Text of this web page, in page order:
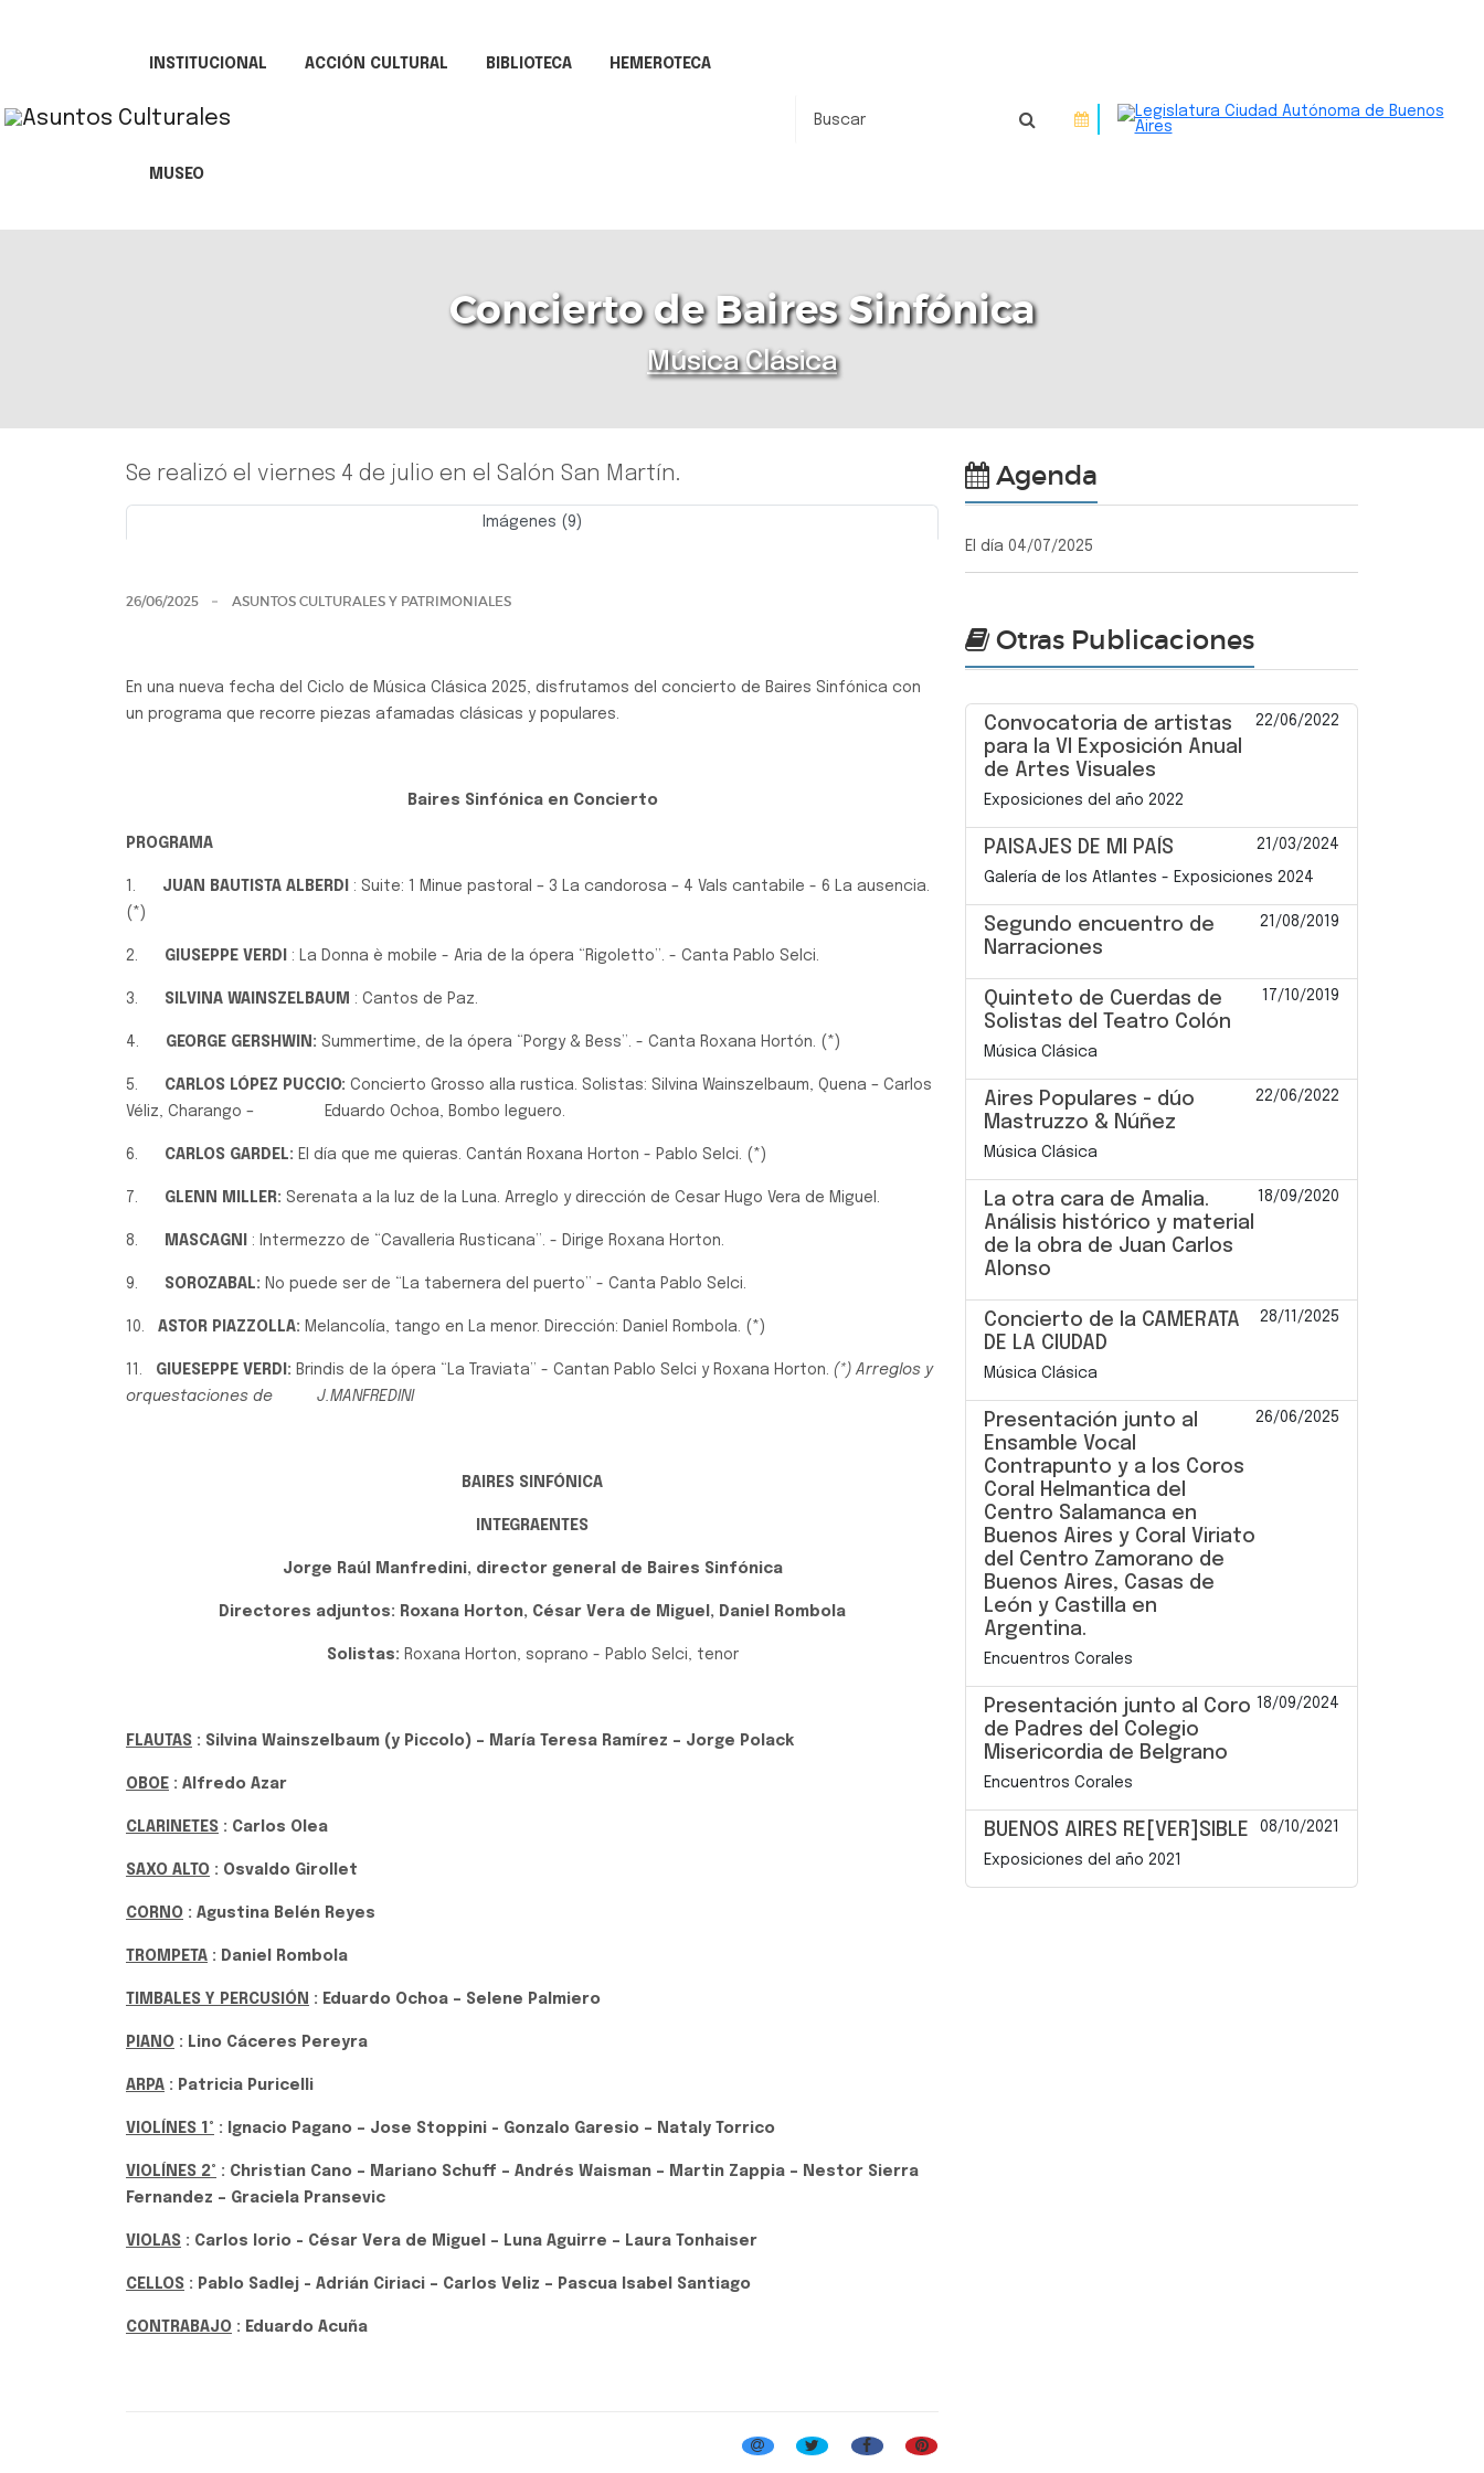
INSTITUCIONAL ACCIÓN CULTURAL BIBLIOTECA HEMEROTECA
MUSEO
Concierto de Baires Sinfónica
Música Clásica
Se realizó el viernes 4 de julio en el Salón San Martín.
Imágenes (9)
26/06/2025 ASUNTOS CULTURALES Y PATRIMONIALES
En una nueva fecha del Ciclo de Música Clásica 2025, disfrutamos del concierto de Baires Sinfónica con
un programa que recorre piezas afamadas clásicas y populares.
Baires Sinfónica en Concierto
PROGRAMA
1. JUAN BAUTISTA ALBERDI
: Suite: 1 Minue pastoral – 3 La candorosa – 4 Vals cantabile - 6 La ausencia.
(*)
2. GIUSEPPE VERDI : La Donna è mobile - Aria de la ópera “Rigoletto”. - Canta Pablo Selci.
3. SILVINA WAINSZELBAUM : Cantos de Paz.
4. GEORGE GERSHWIN: Summertime, de la ópera “Porgy & Bess”. - Canta Roxana Hortón. (*)
5. CARLOS LÓPEZ PUCCIO: Concierto Grosso alla rustica. Solistas: Silvina Wainszelbaum, Quena – Carlos
Véliz, Charango – Eduardo Ochoa, Bombo leguero.
6. CARLOS GARDEL: El día que me quieras. Cantán Roxana Horton - Pablo Selci. (*)
7. GLENN MILLER: Serenata a la luz de la Luna. Arreglo y dirección de Cesar Hugo Vera de Miguel.
8. MASCAGNI : Intermezzo de “Cavalleria Rusticana”. - Dirige Roxana Horton.
9. SOROZABAL: No puede ser de “La tabernera del puerto” - Canta Pablo Selci.
10. ASTOR PIAZZOLLA: Melancolía, tango en La menor. Dirección: Daniel Rombola. (*)
11. GIUESEPPE VERDI: Brindis de la ópera “La Traviata” - Cantan Pablo Selci y Roxana Horton. (*) Arreglos y
orquestaciones de J.MANFREDINI
BAIRES SINFÓNICA
INTEGRAENTES
Jorge Raúl Manfredini, director general de Baires Sinfónica
Directores adjuntos: Roxana Horton, César Vera de Miguel, Daniel Rombola
Solistas: Roxana Horton, soprano - Pablo Selci, tenor
FLAUTAS : Silvina Wainszelbaum (y Piccolo) – María Teresa Ramírez – Jorge Polack
OBOE : Alfredo Azar
CLARINETES : Carlos Olea
SAXO ALTO : Osvaldo Girollet
CORNO : Agustina Belén Reyes
TROMPETA : Daniel Rombola
TIMBALES Y PERCUSIÓN : Eduardo Ochoa – Selene Palmiero
PIANO : Lino Cáceres Pereyra
ARPA : Patricia Puricelli
VIOLÍNES 1° : Ignacio Pagano – Jose Stoppini - Gonzalo Garesio – Nataly Torrico
VIOLÍNES 2° : Christian Cano – Mariano Schuff – Andrés Waisman – Martin Zappia – Nestor Sierra
Fernandez – Graciela Pransevic
VIOLAS : Carlos Iorio - César Vera de Miguel – Luna Aguirre – Laura Tonhaiser
CELLOS : Pablo Sadlej - Adrián Ciriaci – Carlos Veliz – Pascua Isabel Santiago
CONTRABAJO : Eduardo Acuña
Agenda
El día 04/07/2025
Otras Publicaciones
Convocatoria de artistas
para la VI Exposición Anual
de Artes Visuales
22/06/2022
Exposiciones del año 2022
PAISAJES DE MI PAÍS 21/03/2024
Galería de los Atlantes - Exposiciones 2024
Segundo encuentro de
Narraciones
21/08/2019
Quinteto de Cuerdas de
Solistas del Teatro Colón
17/10/2019
Música Clásica
Aires Populares - dúo
Mastruzzo & Núñez
22/06/2022
Música Clásica
La otra cara de Amalia.
Análisis histórico y material
de la obra de Juan Carlos
Alonso
18/09/2020
Concierto de la CAMERATA
DE LA CIUDAD
28/11/2025
Música Clásica
Presentación junto al
Ensamble Vocal
Contrapunto y a los Coros
Coral Helmantica del
Centro Salamanca en
Buenos Aires y Coral Viriato
del Centro Zamorano de
Buenos Aires, Casas de
León y Castilla en
Argentina.
26/06/2025
Encuentros Corales
Presentación junto al Coro
de Padres del Colegio
Misericordia de Belgrano
18/09/2024
Encuentros Corales
BUENOS AIRES RE[VER]SIBLE 08/10/2021
Exposiciones del año 2021